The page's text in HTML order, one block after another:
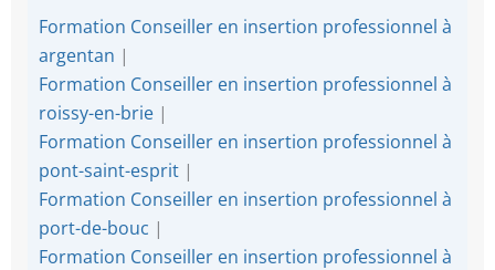
Formation Conseiller en insertion professionnel à
argentan |
Formation Conseiller en insertion professionnel à
roissy-en-brie |
Formation Conseiller en insertion professionnel à
pont-saint-esprit |
Formation Conseiller en insertion professionnel à
port-de-bouc |
Formation Conseiller en insertion professionnel à